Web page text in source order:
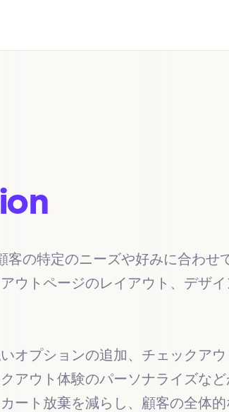
の特定のニーズや好みに合わせ
ウトページのレイアウト、デザ
オプションの追加、チェックア
アウト体験のパーソナライズな
ート放棄を減らし、顧客の全体